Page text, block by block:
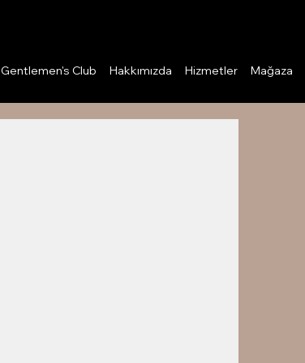
Gentlemen's Club Hakkımızda Hizmetler Mağaza